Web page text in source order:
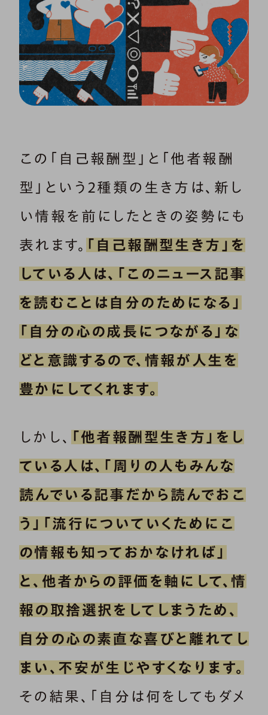
この「自己報酬型」と「他者報酬
型」という2種類の生き方は、新し
い情報を前にしたときの姿勢にも
表れます。 「自己報酬型生き方」を
している人は、「このニュース記事
を読むことは自分のためになる」
「自分の心の成長につながる」な
どと意識するので、情報が人生を
豊かにしてくれます。
しかし、
「他者報酬型生き方」をし
ている人は、「周りの人もみんな
読んでいる記事だから読んでおこ
う」「流行についていくためにこ
の情報も知っておかなければ」
と、他者からの評価を軸にして、情
報の取捨選択をしてしまうため、
自分の心の素直な喜びと離れてし
まい、不安が生じやすくなります。
その結果、「自分は何をしてもダメ